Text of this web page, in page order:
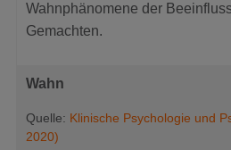
Wahnphänomene der
Gemachten.
Wahn
Quelle: Klinische Psychologie und
2020)